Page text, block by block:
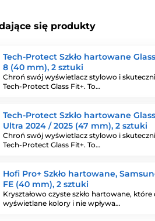
się produkty
Tech-Protect Szkło hartowane
8 (40 mm), 2 sztuki
Chroń swój wyświetlacz stylowo i
Tech-Protect Glass Fit+. To…
Tech-Protect Szkło hartowane
Ultra 2024 / 2025 (47 mm), 2 sztuki
Chroń swój wyświetlacz stylowo i
Tech-Protect Glass Fit+. To…
Hofi Pro+ Szkło hartowane,
FE (40 mm), 2 sztuki
Kryształowo czyste szkło hartowane,
wyświetlane kolory i nie wpływa…